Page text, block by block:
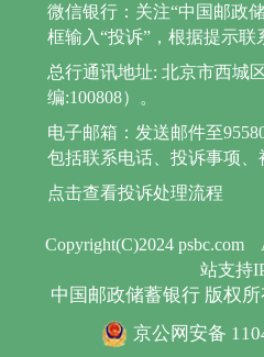
Copyright(C)2024 psbc.com
站支持
中国邮政储蓄银行 版权
京公网安备
微信银行：关注“中国邮政
框输入“投诉”，根据提示联
总行通讯地址: 北京市西城
编:100808）。
电子邮箱：发送邮件至
包括联系电话、投诉事项、
点击查看投诉处理流程